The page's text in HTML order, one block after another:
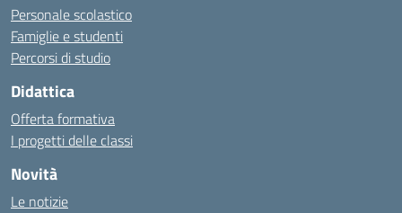
Personale scolastico
Famiglie e studenti
Percorsi di studio
Didattica
Offerta formativa
I progetti delle classi
Novità
Le notizie